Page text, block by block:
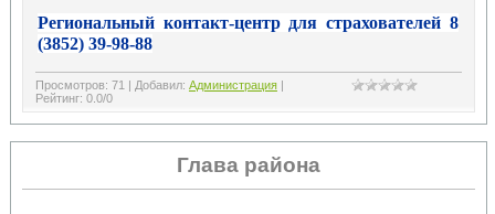
Региональный контакт-центр для страхователей 8
(3852) 39-98-88
Просмотров: 71 | Добавил: Администрация |
Рейтинг: 0.0/0
Глава района